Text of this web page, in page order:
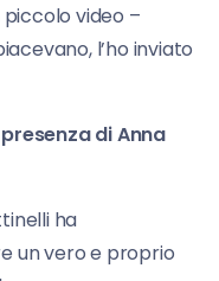
piccolo video –
l’ho inviato
di Anna
ha
un vero e proprio